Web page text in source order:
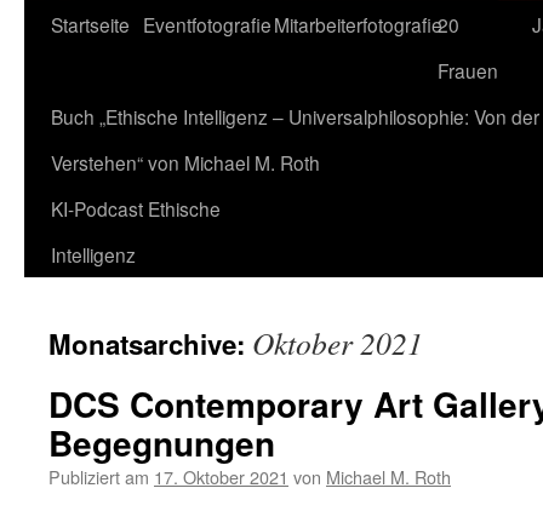
Zum
springen
Startseite EventfotografieMitarbeiterfotografie20
Frauen
Buch „Ethische Intelligenz – Universalphilosophie: Von
Verstehen“ von Michael M. Roth
KI-Podcast Ethische
Intelligenz
Monatsarchive: Oktober 2021
DCS Contemporary Art
Begegnungen
Publiziert am 17. Oktober 2021 von Michael M. Roth